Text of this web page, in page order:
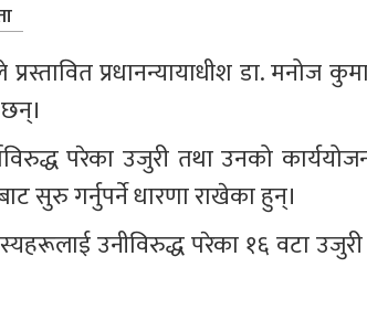
प्रधानन्यायाधीश डा. मनोज
परेका उजुरी तथा उनको
सुरु गर्नुपर्ने धारणा राखेका हुन्।
उनीविरुद्ध परेका १६ वटा